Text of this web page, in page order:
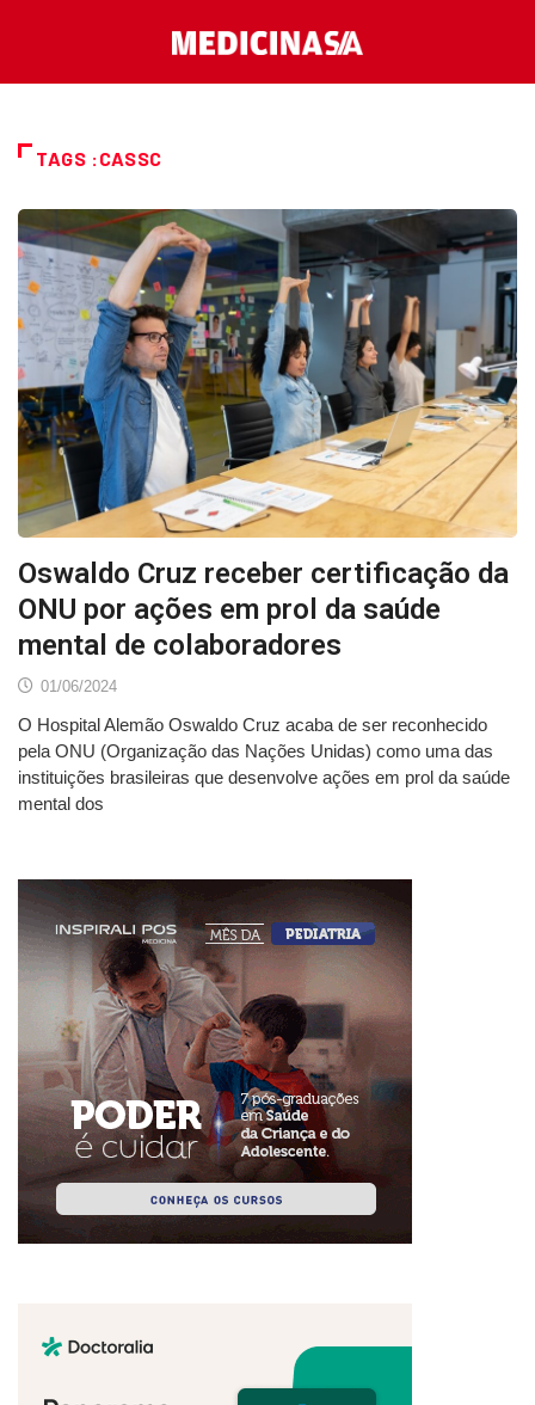
TAGS :CASSC
Oswaldo Cruz receber certificação da
ONU por ações em prol da saúde
mental de colaboradores
01/06/2024
O Hospital Alemão Oswaldo Cruz acaba de ser reconhecido
pela ONU (Organização das Nações Unidas) como uma das
instituições brasileiras que desenvolve ações em prol da saúde
mental dos